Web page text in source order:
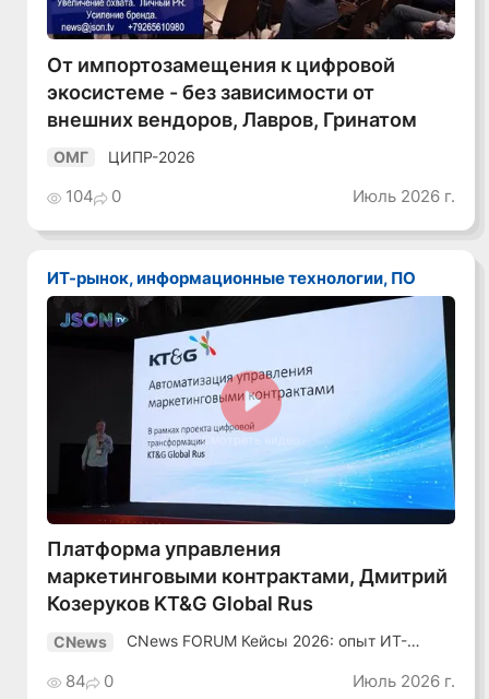
От импортозамещения к цифровой
экосистеме - без зависимости от
внешних вендоров, Лавров, Гринатом
ОМГ ЦИПР-2026
104 0 Июль 2026 г.
ИТ-рынок, информационные технологии, ПО
Смотреть видео
Платформа управления
маркетинговыми контрактами, Дмитрий
Козеруков KT&G Global Rus
CNews
CNews FORUM Кейсы 2026: опыт ИТ-
84 0 Июль 2026 г.